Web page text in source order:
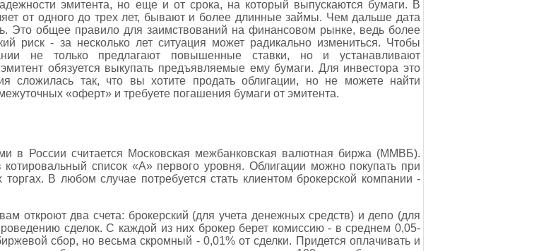
эмитента, но еще и от срока, на который выпускаются бумаги. В
от одного до трех лет, бывают и более длинные займы. Чем дальше дата
Это общее правило для заимствований на финансовом рынке, ведь более
риск - за несколько лет ситуация может радикально измениться. Чтобы
не только предлагают повышенные ставки, но и устанавливают
обязуется выкупать предъявляемые ему бумаги. Для инвестора это
сложилась так, что вы хотите продать облигации, но не можете найти
«оферт» и требуете погашения бумаги от эмитента.
в России считается Московская межбанковская валютная биржа (ММВБ).
список «А» первого уровня. Облигации можно покупать при
В любом случае потребуется стать клиентом брокерской компании -
откроют два счета: брокерский (для учета денежных средств) и депо (для
сделок. С каждой из них брокер берет комиссию - в среднем 0,05-
сбор, но весьма скромный - 0,01% от сделки. Придется оплачивать и